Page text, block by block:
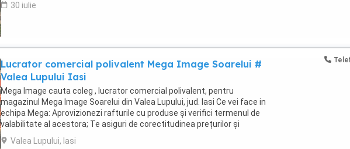
30 iulie
Lucrator comercial polivalent Mega Image Soarelui #
Valea Lupului Iasi
Mega Image cauta coleg , lucrator comercial polivalent, pentru
magazinul Mega Image Soarelui din Valea Lupului, jud. Iasi Ce vei face in
echipa Mega: Aprovizionezi rafturile cu produse și verifici termenul de
valabilitate al acestora; Te asiguri de corectitudinea prețurilor și
afișelor; Scanezi ...
Valea Lupului, Iasi